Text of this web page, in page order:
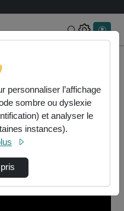
Rechercher
personnaliser l’affichage
sombre ou dyslexie
et analyser le
instances).